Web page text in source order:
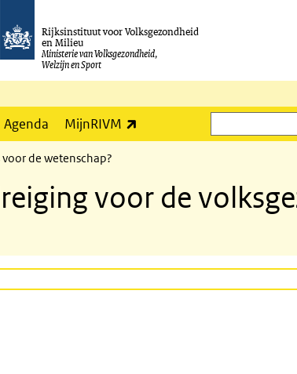
Rijksinstituut voor Volksgezondheid
en Milieu
Ministerie van Volksgezondheid,
Welzijn en Sport
Agenda MijnRIVM
Zoeken
de wetenschap?
voor de